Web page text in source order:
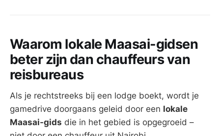
Waarom lokale Maasai-gidsen
beter zijn dan chauffeurs van
reisbureaus
Als je rechtstreeks bij een lodge boekt, wordt je
gamedrive doorgaans geleid door een lokale
Maasai-gids die in het gebied is opgegroeid –